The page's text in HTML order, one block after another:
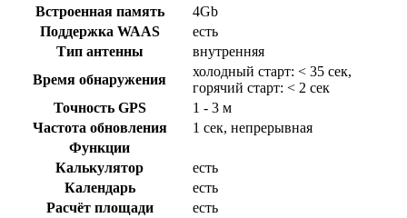
Встроенная память
4Gb
Поддержка WAAS
есть
Тип антенны
внутренняя
Время обнаружения
холодный старт: < 35 сек,
горячий старт: < 2 сек
Точность GPS
1 - 3 м
Частота обновления
1 сек, непрерывная
Функции
Калькулятор
есть
Календарь
есть
Расчёт площади
есть